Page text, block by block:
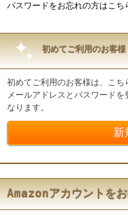
パスワードをお忘れの方はこち
初めてご利用のお客様
初めてご利用のお客様は、こち
メールアドレスとパスワード
なります。
Amazonアカウントを